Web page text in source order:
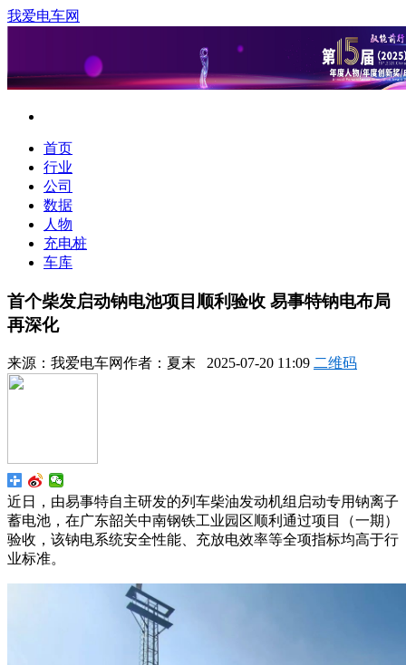
我爱电车网
首页
行业
公司
数据
人物
充电桩
车库
首个柴发启动钠电池项目顺利验收 易事特钠电布局
再深化
来源： 我爱电车网作者： 夏末 2025-07-20 11:09 二维码
近日，由易事特自主研发的列车柴油发动机组启动专用钠离子
蓄电池，在广东韶关中南钢铁工业园区顺利通过项目（一期）
验收，该钠电系统安全性能、充放电效率等全项指标均高于行
业标准。